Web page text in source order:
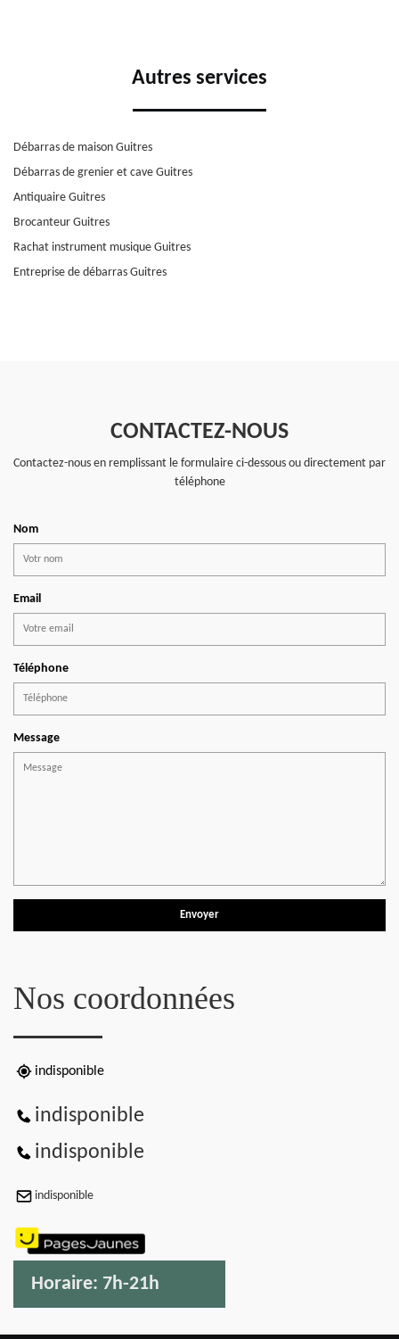
Autres services
Débarras de maison Guitres
Débarras de grenier et cave Guitres
Antiquaire Guitres
Brocanteur Guitres
Rachat instrument musique Guitres
Entreprise de débarras Guitres
CONTACTEZ-NOUS
Contactez-nous en remplissant le formulaire ci-dessous ou directement par
téléphone
Nom
Email
Téléphone
Message
Nos coordonnées
indisponible
indisponible
indisponible
indisponible
Horaire: 7h-21h